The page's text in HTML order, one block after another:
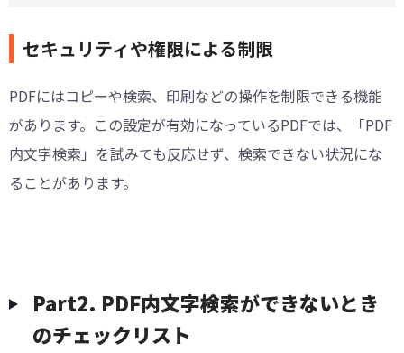
セキュリティや権限による制限
PDFにはコピーや検索、印刷などの操作を制限できる機能
があります。この設定が有効になっているPDFでは、「PDF
内文字検索」を試みても反応せず、検索できない状況にな
ることがあります。
Part2. PDF内文字検索ができないとき
のチェックリスト